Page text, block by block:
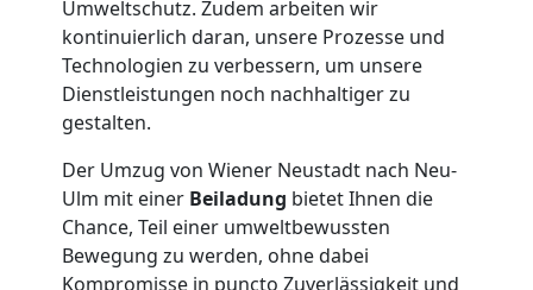
Umweltschutz. Zudem arbeiten wir
kontinuierlich daran, unsere Prozesse und
Technologien zu verbessern, um unsere
Dienstleistungen noch nachhaltiger zu
gestalten.
Der Umzug von Wiener Neustadt nach Neu-
Ulm mit einer Beiladung bietet Ihnen die
Chance, Teil einer umweltbewussten
Bewegung zu werden, ohne dabei
Kompromisse in puncto Zuverlässigkeit und
Wiener
Neustadt
Klaviertransport
Wiener